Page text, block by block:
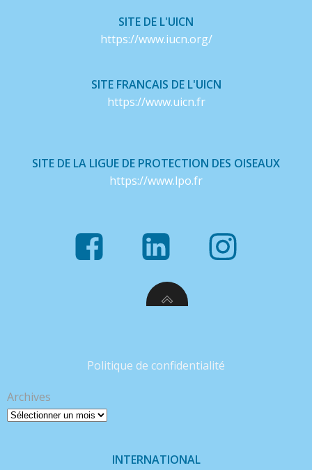
SITE DE L'UICN
https://www.iucn.org/
SITE FRANCAIS DE L'UICN
https://www.uicn.fr
SITE DE LA LIGUE DE PROTECTION DES OISEAUX
https://www.lpo.fr
Politique de confidentialité
Archives
INTERNATIONAL